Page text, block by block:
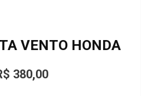
VENTO HONDA
380,00